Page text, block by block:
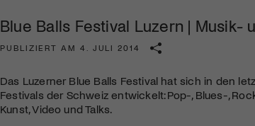
Blue Balls Festival Luzern | Musik-
PUBLIZIERT AM 4. JULI 2014
Das Luzerner Blue Balls Festival hat sich in den
Festivals der Schweiz entwickelt: Pop-, Blues-,
Kunst, Video und Talks.
Jetzt Mitglied werden